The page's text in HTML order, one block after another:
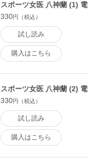
スポーツ女医 八神蘭 (1)
330円（税込）
試し読み
購入はこちら
スポーツ女医 八神蘭 (2)
330円（税込）
試し読み
購入はこちら